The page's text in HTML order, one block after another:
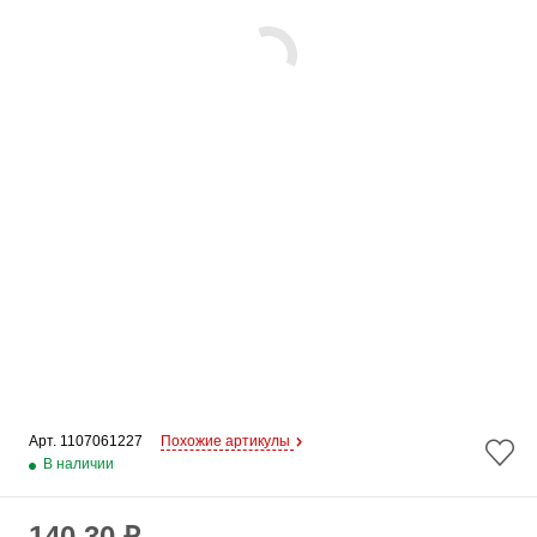
Арт. 1107061227
Похожие артикулы
В наличии